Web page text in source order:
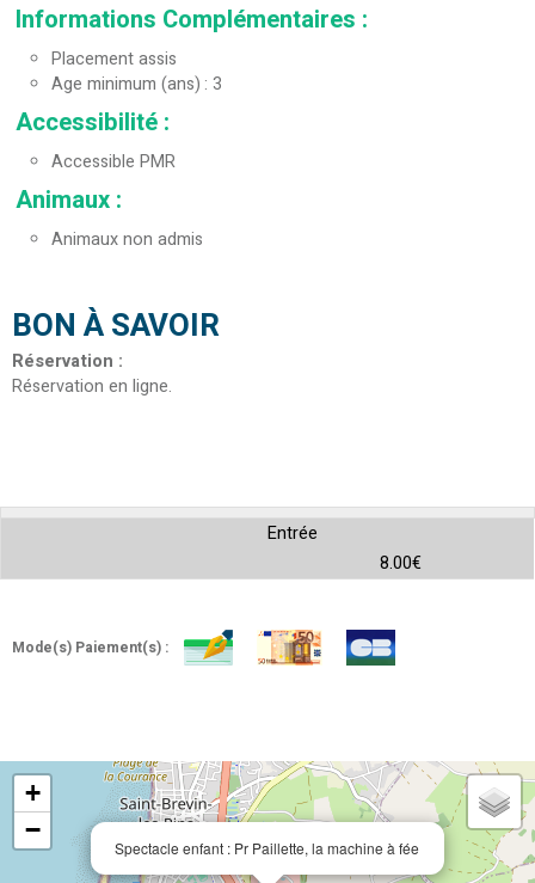
Informations Complémentaires :
Placement assis
Age minimum (ans) 3
Accessibilité :
Accessible PMR
Animaux :
Animaux non admis
BON À SAVOIR
Réservation :
Réservation en ligne
Entrée
8.00€
Mode(s) Paiement(s) :
Spectacle enfant : Pr Paillette, la machine à fée
+
−